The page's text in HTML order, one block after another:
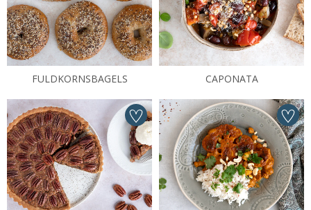
FULDKORNSBAGELS CAPONATA